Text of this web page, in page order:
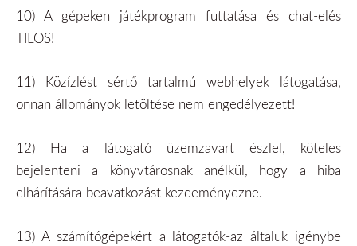
10) A gépeken játékprogram futtatása és chat-elés
TILOS!
11) Közízlést sértő tartalmú webhelyek látogatása,
onnan állományok letöltése nem engedélyezett!
12) Ha a látogató üzemzavart észlel, köteles
bejelenteni a könyvtárosnak anélkül, hogy a hiba
elhárítására beavatkozást kezdeményezne.
13) A számítógépekért a látogatók-az általuk igénybe